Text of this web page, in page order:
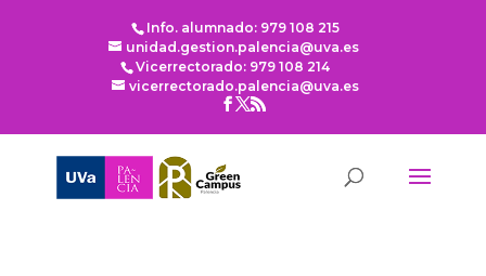
Info. alumnado: 979 108 215
unidad.gestion.palencia@uva.es
Vicerrectorado: 979 108 214
vicerrectorado.palencia@uva.es